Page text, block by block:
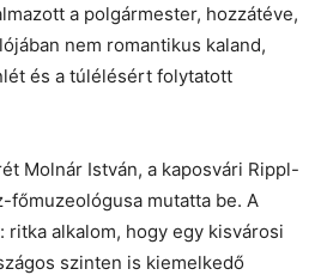
a polgármester, hozzátéve,
nem romantikus kaland,
és a túlélésért folytatott
Molnár István, a kaposvári Rippl-
főmuzeológusa mutatta be. A
ritka alkalom, hogy egy kisvárosi
szinten is kiemelkedő